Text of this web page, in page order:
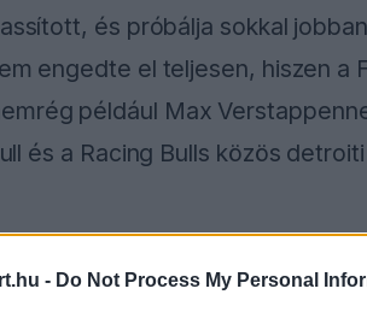
- Do Not Process My Personal
és próbálja sokkal
engedte el teljesen, hiszen a
például Max
és a Racing Bulls közös detroiti
the server or network failed or because the